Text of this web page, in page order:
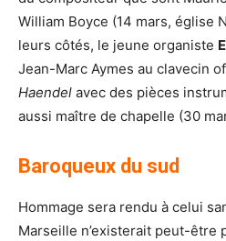
William Boyce (14 mars, église
leurs côtés, le jeune organiste
Jean-Marc Aymes au clavecin
Haendel avec des pièces
aussi maître de chapelle (30
Baroqueux du sud
Hommage sera rendu à celui
Marseille n’existerait peut-être